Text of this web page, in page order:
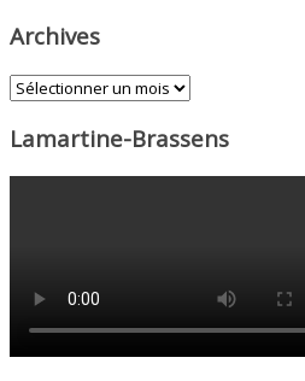
Archives
Archives
Lamartine-Brassens